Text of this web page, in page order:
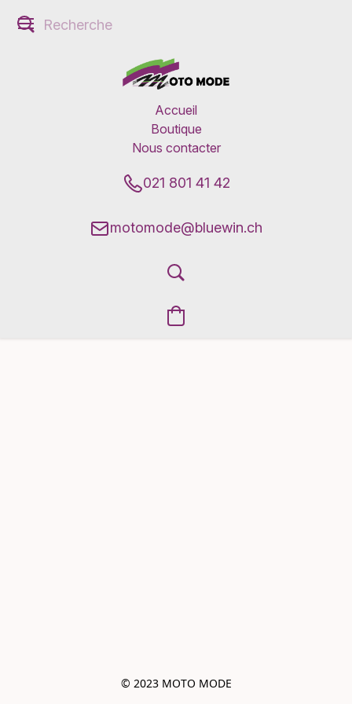
Accueil
Boutique
Nous contacter
021 801 41 42
motomode@bluewin.ch
© 2023 MOTO MODE